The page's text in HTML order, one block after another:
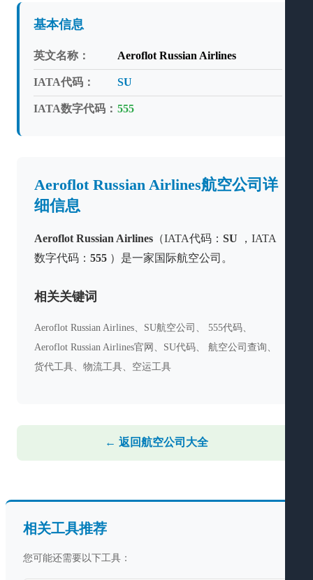
基本信息
英文名称： Aeroflot Russian Airlines
IATA代码： SU
IATA数字代码： 555
Aeroflot Russian Airlines航空公司详
细信息
Aeroflot Russian Airlines （IATA代码： SU ，IATA
数字代码： 555 ）是一家国际航空公司。
相关关键词
Aeroflot Russian Airlines、SU航空公司、 555代码、
Aeroflot Russian Airlines官网、SU代码、 航空公司查询、
货代工具、物流工具、空运工具
← 返回航空公司大全
相关工具推荐
您可能还需要以下工具：